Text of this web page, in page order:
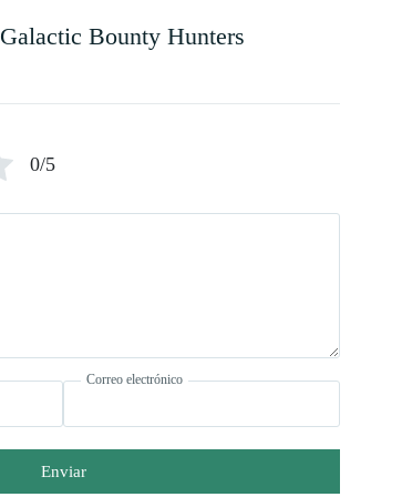
Galactic Bounty Hunters
0/5
Correo electrónico
Enviar